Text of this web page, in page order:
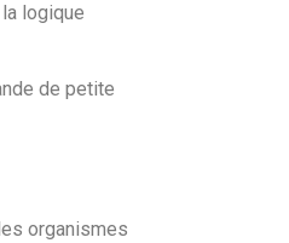
logique
de petite
organismes